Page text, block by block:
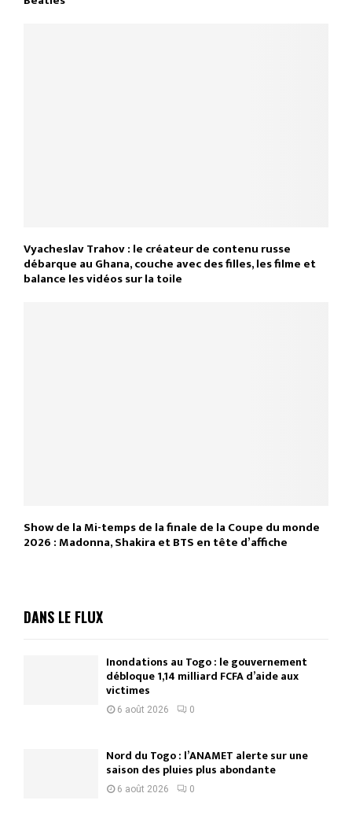
Vyacheslav Trahov : le créateur de contenu russe
débarque au Ghana, couche avec des filles, les filme et
balance les vidéos sur la toile
Show de la Mi-temps de la finale de la Coupe du monde
2026 : Madonna, Shakira et BTS en tête d’affiche
DANS LE FLUX
Inondations au Togo : le gouvernement
débloque 1,14 milliard FCFA d’aide aux
victimes
6 août 2026 0
Nord du Togo : l’ANAMET alerte sur une
saison des pluies plus abondante
6 août 2026 0